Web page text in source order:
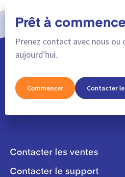
Prêt à
Prenez contact avec nous ou
aujourd'hui.
Commencer Contacter
Contacter les ventes
Contacter le support